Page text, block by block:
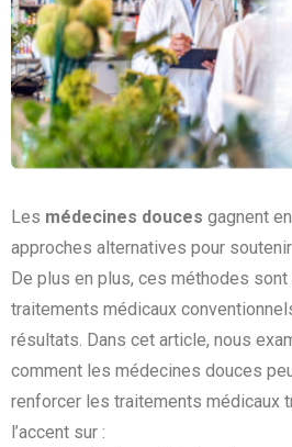
Les médecines douces gagnent
approches alternatives pour
De plus en plus, ces méthodes
traitements médicaux
résultats. Dans cet article, nous
comment les médecines douces
renforcer les traitements médicaux
l’accent sur :